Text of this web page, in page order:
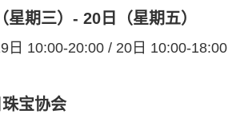
期三）- 20日（星期五）
20:00 / 20日 10:00-18:00
宝协会